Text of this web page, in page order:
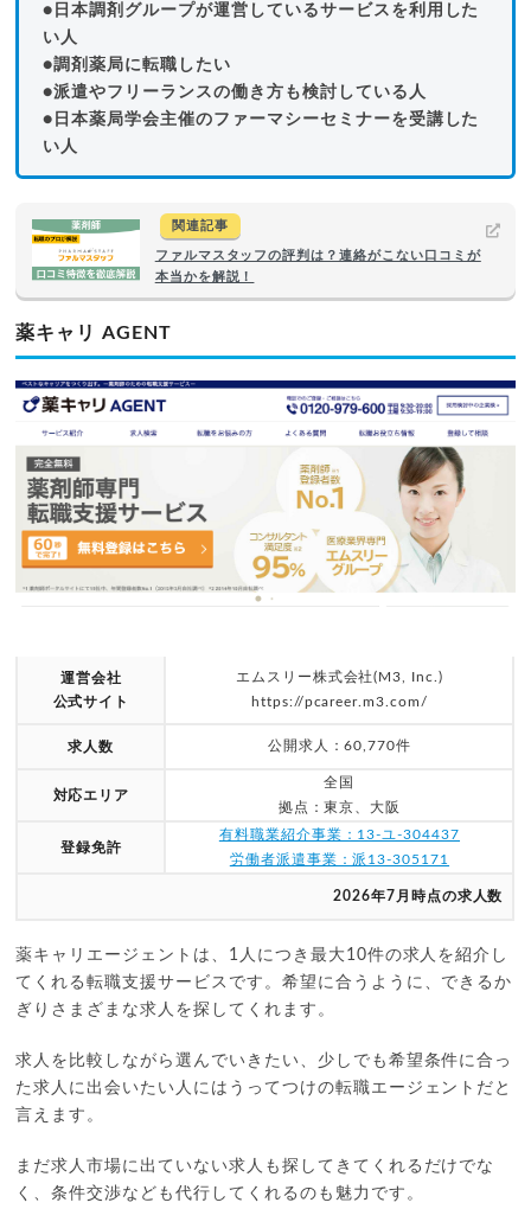
●日本調剤グループが運営しているサービスを利用した
い人
●調剤薬局に転職したい
●派遣やフリーランスの働き方も検討している人
●日本薬局学会主催のファーマシーセミナーを受講した
い人
関連記事
ファルマスタッフの評判は？連絡がこない口コミが
本当かを解説！
薬キャリ AGENT
運営会社
公式サイト
エムスリー株式会社(M3, Inc.)
https://pcareer.m3.com/
求人数 公開求人：60,770件
対応エリア
全国
拠点：東京、大阪
登録免許
有料職業紹介事業：13-ユ-304437
労働者派遣事業：派13-305171
2026年7月時点の求人数
薬キャリエージェントは、1人につき最大10件の求人を紹介し
てくれる転職支援サービスです。希望に合うように、できるか
ぎりさまざまな求人を探してくれます。
求人を比較しながら選んでいきたい、少しでも希望条件に合っ
た求人に出会いたい人にはうってつけの転職エージェントだと
言えます。
まだ求人市場に出ていない求人も探してきてくれるだけでな
く、条件交渉なども代行してくれるのも魅力です。